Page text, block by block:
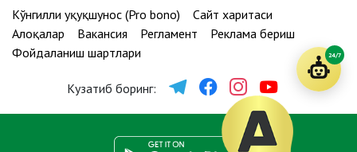
Кўнгилли ҳуқуқшунос (Pro bono)
Сайт харитаси
Алоқалар
Вакансия Регламент
Реклама бериш
Фойдаланиш шартлари
Кузатиб боринг:
24/7